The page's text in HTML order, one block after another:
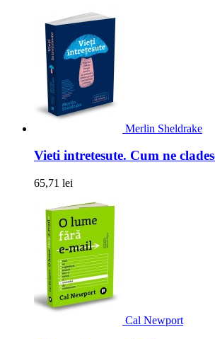
Merlin Sheldrake
Vieti intretesute. Cum ne
65,71 lei
Cal Newport